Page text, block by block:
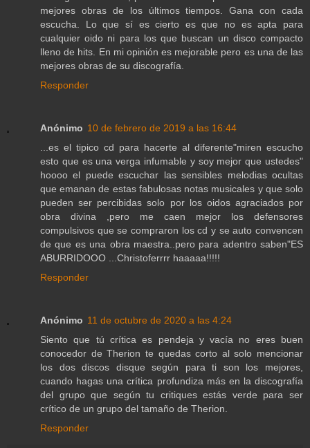
mejores obras de los últimos tiempos. Gana con cada
escucha. Lo que sí es cierto es que no es apta para
cualquier oido ni para los que buscan un disco compacto
lleno de hits. En mi opinión es mejorable pero es una de las
mejores obras de su discografía.
Responder
Anónimo 10 de febrero de 2019 a las 16:44
...es el tipico cd para hacerte al diferente"miren escucho
esto que es una verga infumable y soy mejor que ustedes"
hoooo el puede escuchar las sensibles melodias ocultas
que emanan de estas fabulosas notas musicales y que solo
pueden ser percibidas solo por los oidos agraciados por
obra divina ,pero me caen mejor los defensores
compulsivos que se compraron los cd y se auto convencen
de que es una obra maestra..pero para adentro saben"ES
ABURRIDOOO ...Christoferrrr haaaaa!!!!!
Responder
Anónimo 11 de octubre de 2020 a las 4:24
Siento que tú crítica es pendeja y vacía no eres buen
conocedor de Therion te quedas corto al solo mencionar
los dos discos disque según para ti son los mejores,
cuando hagas una crítica profundiza más en la discografía
del grupo que según tu critiques estás verde para ser
crítico de un grupo del tamaño de Therion.
Responder